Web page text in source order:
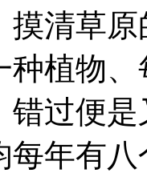
摸清草
种植物
错过便
每年有